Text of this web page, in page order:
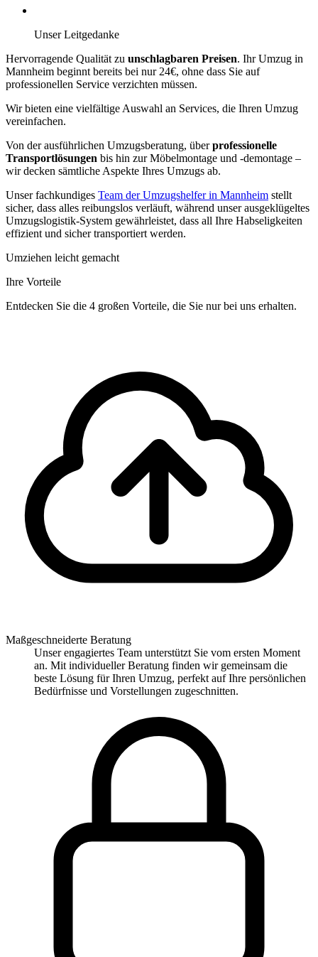
Unser Leitgedanke
Hervorragende Qualität zu unschlagbaren Preisen. Ihr Umzug in
Mannheim beginnt bereits bei nur 24€, ohne dass Sie auf
professionellen Service verzichten müssen.
Wir bieten eine vielfältige Auswahl an Services, die Ihren Umzug
vereinfachen.
Von der ausführlichen Umzugsberatung, überprofessionelle
Transportlösungen bis hin zur Möbelmontage und -demontage –
wir decken sämtliche Aspekte Ihres Umzugs ab.
Unser fachkundiges Team der Umzugshelfer in Mannheim stellt
sicher, dass alles reibungslos verläuft, während unser ausgeklügeltes
Umzugslogistik-System gewährleistet, dass all Ihre Habseligkeiten
effizient und sicher transportiert werden.
Umziehen leicht gemacht
Ihre Vorteile
Entdecken Sie die 4 großen Vorteile, die Sie nur bei uns erhalten.
Maßgeschneiderte Beratung
Unser engagiertes Team unterstützt Sie vom ersten Moment
an. Mit individueller Beratung finden wir gemeinsam die
beste Lösung für Ihren Umzug, perfekt auf Ihre persönlichen
Bedürfnisse und Vorstellungen zugeschnitten.